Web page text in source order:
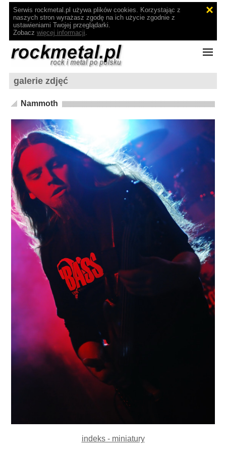
Serwis rockmetal.pl używa plików cookies. Korzystając z
naszych stron wyrażasz zgodę na ich użycie zgodnie z
ustawieniami Twojej przeglądarki.
Zobacz więcej informacji.
galerie zdjęć
Nammoth
indeks - miniatury